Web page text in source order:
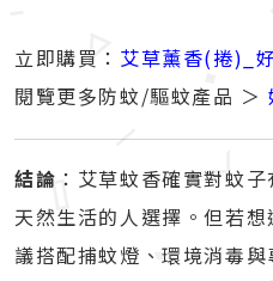
立即購買： 艾草薰香(捲)_
閱覽更多防蚊/驅蚊產品 ＞
結論 ：艾草蚊香確實對蚊
天然生活的人選擇。但若
議搭配捕蚊燈、環境消毒與